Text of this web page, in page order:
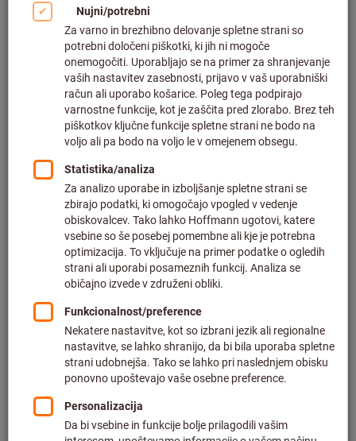
kadar koli udeležite nadaljnjega
usposabljanja.
Pri Hoffmann Group najdetebrezplačne webinarje o
številnih strokovnih temah in najnovejših dosežkih v
Naši webinarji so primerni tako za začetnike kot za
napredne uporabnike. Enostavno in hitro se udeležite
strokovno znanje naših inštruktorjev.
Kaj je webinar?
Webinarji so avdiovizualni in v nekaterih primerih interaktivni
spletni seminarji ali tečaji usposabljanja, ki potekajo v živo
ali so posneti in jih prek interneta vodijo tehnični
strokovnjaki. Za udeležbo vam torej ni treba biti na
določenem kraju; kdor želi sodelovati, potrebuje le internetno
povezavo.
How se udeležite webinarja?